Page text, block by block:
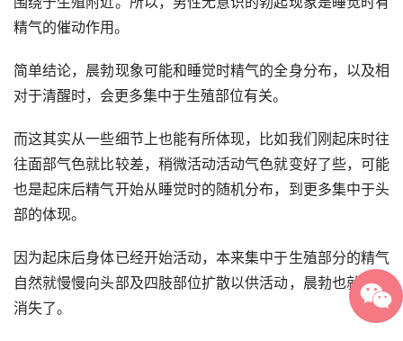
精气的催动作用。
简单结论，晨勃现象可能和睡觉时精气的全身分布，以及相
对于清醒时，会更多集中于生殖部位有关。
而这其实从一些细节上也能有所体现，比如我们刚起床时往
往面部气色就比较差，稍微活动活动气色就变好了些，可能
也是起床后精气开始从睡觉时的随机分布，到更多集中于头
部的体现。
因为起床后身体已经开始活动，本来集中于生殖部分的精气
自然就慢慢向头部及四肢部位扩散以供活动，晨勃也就慢慢
消失了。